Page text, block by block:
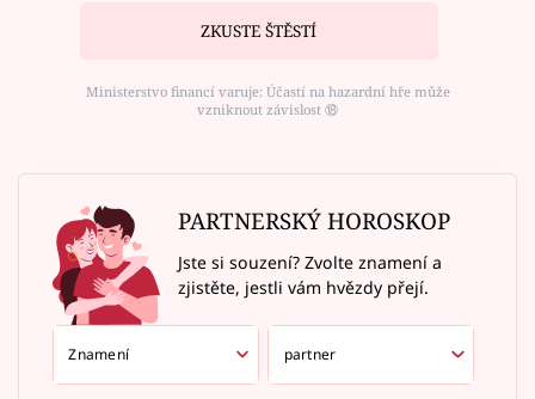
ZKUSTE ŠTĚSTÍ
Ministerstvo financí varuje: Účastí na hazardní hře může
vzniknout závislost ⑱
PARTNERSKÝ HOROSKOP
Jste si souzení? Zvolte znamení a
zjistěte, jestli vám hvězdy přejí.